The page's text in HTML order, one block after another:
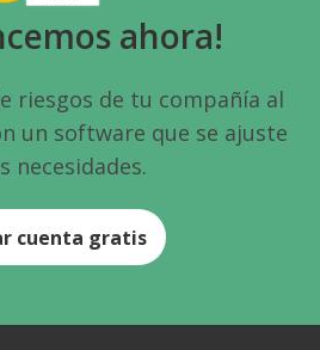
ahora!
riesgos de tu compañía al
un software que se ajuste
necesidades.
cuenta gratis